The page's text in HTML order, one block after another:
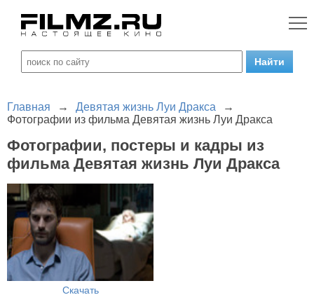
Главная → Девятая жизнь Луи Дракса
→
Фотографии из фильма Девятая жизнь Луи Дракса
Фотографии, постеры и кадры из
фильма Девятая жизнь Луи Дракса
Скачать